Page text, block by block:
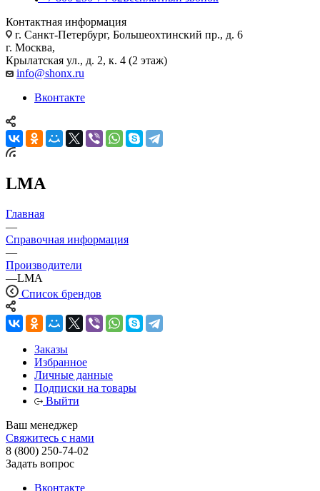
Контактная информация
г. Санкт-Петербург, Большеохтинский пр., д. 6
г. Москва,
Крылатская ул., д. 2, к. 4 (2 этаж)
info@shonx.ru
Вконтакте
LMA
Главная
—
Справочная информация
—
Производители
—LMA
Список брендов
Заказы
Избранное
Личные данные
Подписки на товары
Выйти
Ваш менеджер
Свяжитесь с нами
8 (800) 250-74-02
Задать вопрос
Вконтакте